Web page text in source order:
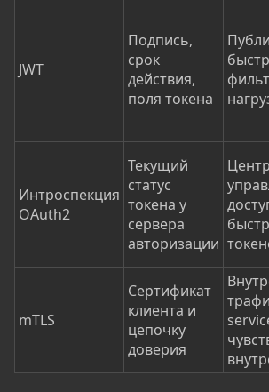
JWT
Подпись,
срок
действия,
поля токена
Интроспекция
OAuth2
Текущий
статус
токена у
сервера
авторизации
mTLS
Сертификат
клиента и
цепочку
доверия